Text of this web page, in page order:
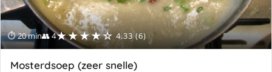
⏱ 20 min👥 4★★★★☆ 4.33 (6)
Mosterdsoep (zeer snelle)